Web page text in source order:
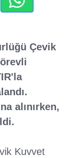
Çevik
alınırken,
Kuvvet